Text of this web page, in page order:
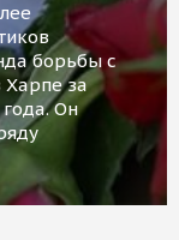
борьбы с
Харпе за
Он